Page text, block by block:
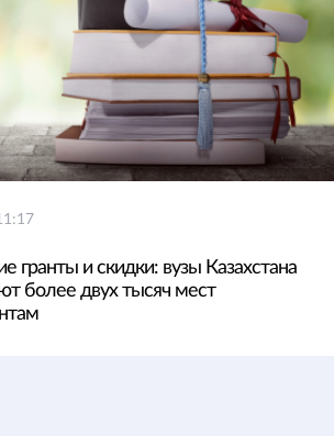
гранты и скидки: вузы Казахстана
более двух тысяч мест